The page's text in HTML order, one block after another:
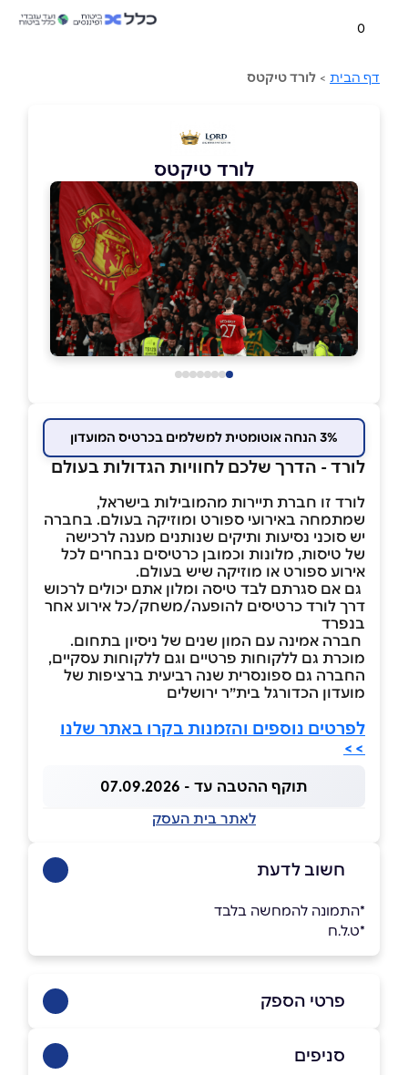
0
דף הבית > לורד טיקטס
לורד טיקטס
3% הנחה אוטומטית למשלמים בכרטיס המועדון
לורד - הדרך שלכם לחוויות הגדולות בעולם
לורד זו חברת תיירות מהמובילות בישראל,
שמתמחה באירועי ספורט ומוזיקה בעולם. בחברה
יש סוכני נסיעות ותיקים שנותנים מענה לרכישה
של טיסות, מלונות וכמובן כרטיסים נבחרים לכל
אירוע ספורט או מוזיקה שיש בעולם.
גם אם סגרתם לבד טיסה ומלון אתם יכולים לרכוש
דרך לורד כרטיסים להופעה/משחק/כל אירוע אחר
בנפרד
חברה אמינה עם המון שנים של ניסיון בתחום.
מוכרת גם ללקוחות פרטיים וגם ללקוחות עסקיים,
החברה גם ספונסרית שנה רביעית ברציפות של
מועדון הכדורגל בית״ר ירושלים
לפרטים נוספים והזמנות בקרו באתר שלנו
>>
תוקף ההטבה עד - 07.09.2026
לאתר בית העסק
חשוב לדעת
*התמונה להמחשה בלבד
*ט.ל.ח
פרטי הספק
סניפים